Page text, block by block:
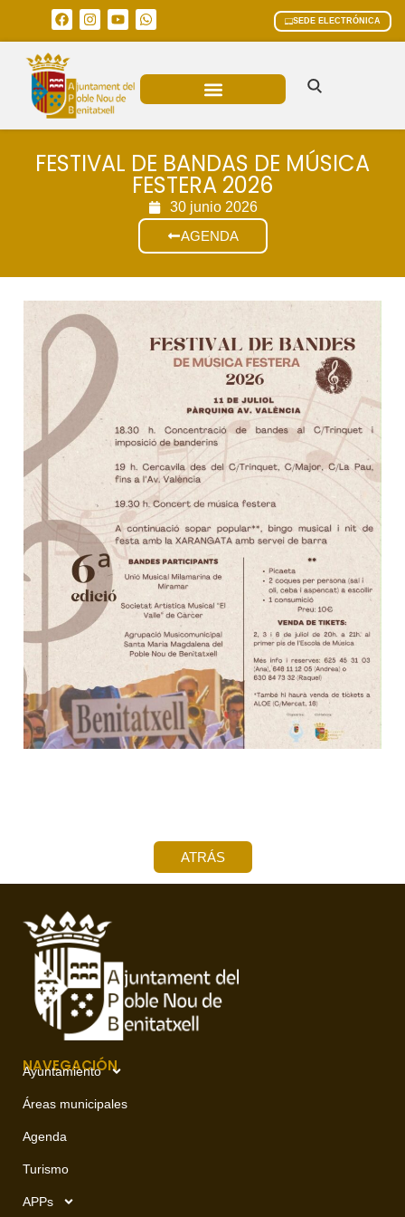
SEDE ELECTRÓNICA
FESTIVAL DE BANDAS DE MÚSICA
FESTERA 2026
30 junio 2026
AGENDA
ATRÁS
NAVEGACIÓN
Ayuntamiento
Áreas municipales
Agenda
Turismo
APPs